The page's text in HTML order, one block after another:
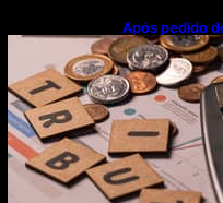
Após pedido
flexibiliza